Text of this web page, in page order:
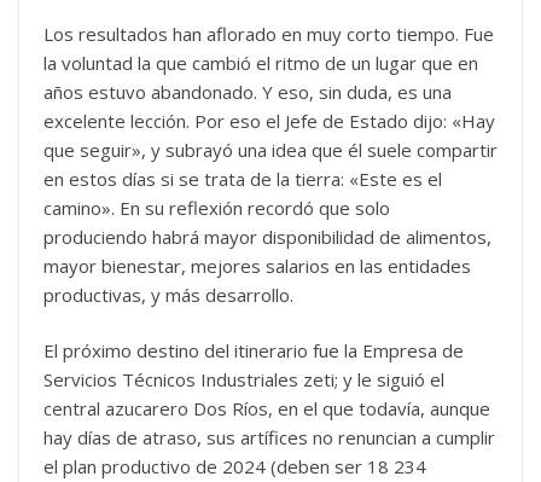
Los resultados han aflorado en muy corto tiempo. Fue
la voluntad la que cambió el ritmo de un lugar que en
años estuvo abandonado. Y eso, sin duda, es una
excelente lección. Por eso el Jefe de Estado dijo: «Hay
que seguir», y subrayó una idea que él suele compartir
en estos días si se trata de la tierra: «Este es el
camino». En su reflexión recordó que solo
produciendo habrá mayor disponibilidad de alimentos,
mayor bienestar, mejores salarios en las entidades
productivas, y más desarrollo.
El próximo destino del itinerario fue la Empresa de
Servicios Técnicos Industriales zeti; y le siguió el
central azucarero Dos Ríos, en el que todavía, aunque
hay días de atraso, sus artífices no renuncian a cumplir
el plan productivo de 2024 (deben ser 18 234